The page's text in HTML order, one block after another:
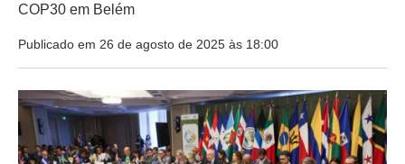
COP30 em Belém
Publicado em 26 de agosto de 2025 às 18:00